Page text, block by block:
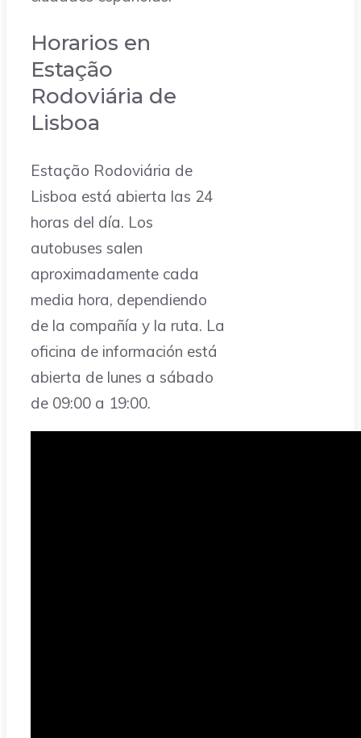
Horarios en
Estação
Rodoviária de
Lisboa
Estação Rodoviária de
Lisboa está abierta las 24
horas del día. Los
autobuses salen
aproximadamente cada
media hora, dependiendo
de la compañía y la ruta. La
oficina de información está
abierta de lunes a sábado
de 09:00 a 19:00.